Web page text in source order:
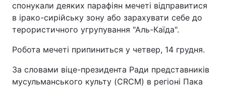
Тема оформлення
спонукали деяких парафіян мечеті відправитися
в ірако-сирійську зону або зарахувати себе до
терористичного угрупування "Аль-Каїда".
Робота мечеті припиниться у четвер, 14 грудня.
За словами віце-президента Ради представників
мусульманського культу (CRCM) в регіоні Пака